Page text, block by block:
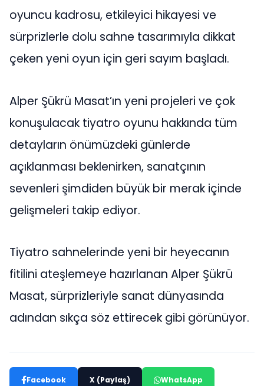
oyuncu kadrosu, etkileyici hikayesi ve
sürprizlerle dolu sahne tasarımıyla dikkat
çeken yeni oyun için geri sayım başladı.
Alper Şükrü Masat’ın yeni projeleri ve çok
konuşulacak tiyatro oyunu hakkında tüm
detayların önümüzdeki günlerde
açıklanması beklenirken, sanatçının
sevenleri şimdiden büyük bir merak içinde
gelişmeleri takip ediyor.
Tiyatro sahnelerinde yeni bir heyecanın
fitilini ateşlemeye hazırlanan Alper Şükrü
Masat, sürprizleriyle sanat dünyasında
adından sıkça söz ettirecek gibi görünüyor.
Facebook X (Paylaş) WhatsApp